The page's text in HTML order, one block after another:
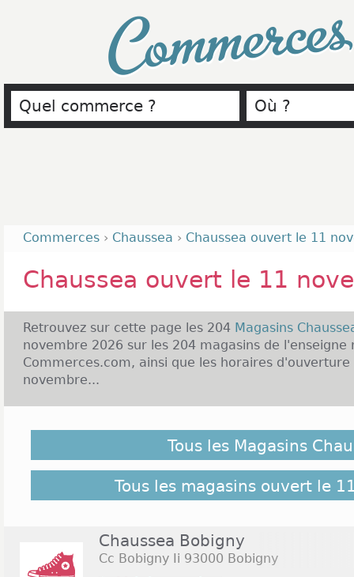
Commerces › Chaussea › Chaussea ouvert le 11
Chaussea ouvert le 11
Retrouvez sur cette page les 204 Magasins
novembre 2026 sur les 204 magasins de l'enseigne
Commerces.com, ainsi que les horaires d'ouverture
novembre...
novembre 2026 ne soient pas répertoriés ici,
retrouver l'ensemble des magasins de l'enseigne
Commerces.com :204 Magasins Chaussea
Tous les Magasins
Tous les magasins ouvert le
Chaussea Bobigny
Cc Bobigny Ii 93000 Bobigny